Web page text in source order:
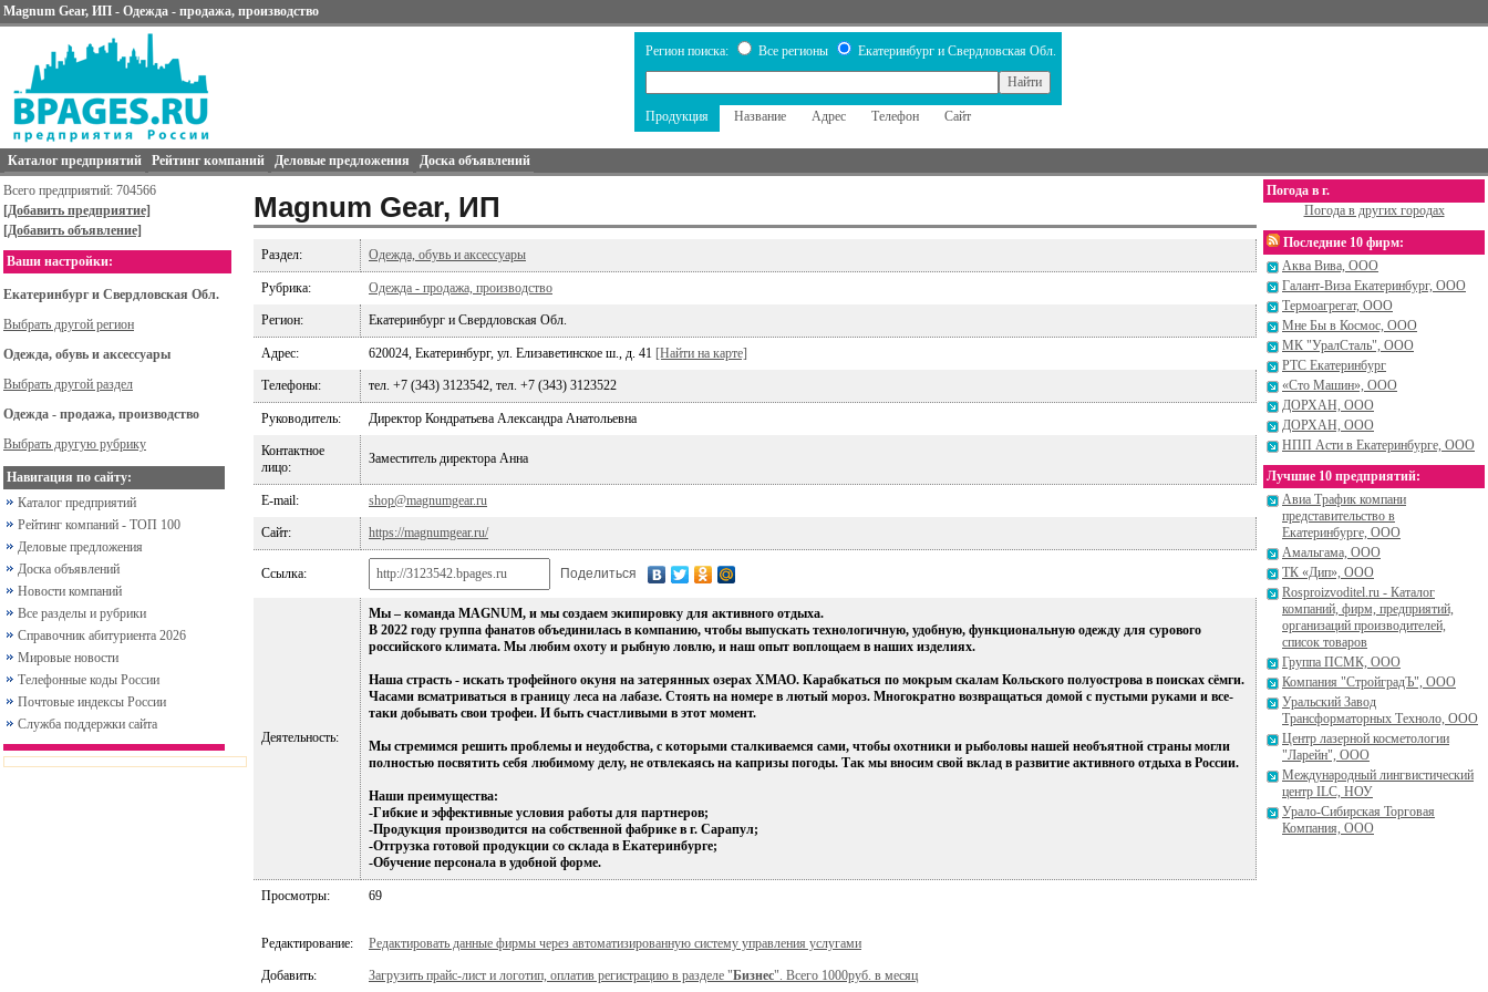
Magnum Gear, ИП - Одежда - продажа, производство
Регион поиска: Все регионы Екатеринбург и Свердловская Обл.
Продукция Название Адрес Телефон Сайт
Каталог предприятий Рейтинг компаний Деловые предложения
Доска объявлений
Всего предприятий: 704566
[Добавить предприятие]
[Добавить объявление]
Ваши настройки:
Екатеринбург и Свердловская Обл.
Выбрать другой регион
Одежда, обувь и аксессуары
Выбрать другой раздел
Одежда - продажа, производство
Выбрать другую рубрику
Навигация по сайту:
Каталог предприятий
Рейтинг компаний - ТОП 100
Деловые предложения
Доска объявлений
Новости компаний
Все разделы и рубрики
Справочник абитуриента 2026
Мировые новости
Телефонные коды России
Почтовые индексы России
Служба поддержки сайта
Magnum Gear, ИП
Раздел: Одежда, обувь и аксессуары
Рубрика: Одежда - продажа, производство
Регион: Екатеринбург и Свердловская Обл.
Адрес: 620024, Екатеринбург, ул. Елизаветинское ш., д. 41 [Найти на карте]
Телефоны: тел. +7 (343) 3123542, тел. +7 (343) 3123522
Руководитель: Директор Кондратьева Александра Анатольевна
Контактное
лицо:
Заместитель директора Анна
E-mail: shop@magnumgear.ru
Сайт: https://magnumgear.ru/
Ссылка: Поделиться
Деятельность:
Мы – команда MAGNUM, и мы создаем экипировку для активного отдыха.
В 2022 году группа фанатов объединилась в компанию, чтобы выпускать технологичную, удобную, функциональную одежду для сурового
российского климата. Мы любим охоту и рыбную ловлю, и наш опыт воплощаем в наших изделиях.
Наша страсть - искать трофейного окуня на затерянных озерах ХМАО. Карабкаться по мокрым скалам Кольского полуострова в поисках сёмги.
Часами всматриваться в границу леса на лабазе. Стоять на номере в лютый мороз. Многократно возвращаться домой с пустыми руками и все-
таки добывать свои трофеи. И быть счастливыми в этот момент.
Мы стремимся решить проблемы и неудобства, с которыми сталкиваемся сами, чтобы охотники и рыболовы нашей необъятной страны могли
полностью посвятить себя любимому делу, не отвлекаясь на капризы погоды. Так мы вносим свой вклад в развитие активного отдыха в России.
Наши преимущества:
-Гибкие и эффективные условия работы для партнеров;
-Продукция производится на собственной фабрике в г. Сарапул;
-Отгрузка готовой продукции со склада в Екатеринбурге;
-Обучение персонала в удобной форме.
Просмотры: 69
Редактирование: Редактировать данные фирмы через автоматизированную систему управления услугами
Добавить: Загрузить прайс-лист и логотип, оплатив регистрацию в разделе "Бизнес". Всего 1000руб. в месяц
Погода в г.
Погода в других городах
Последние 10 фирм:
Аква Вива, ООО
Галант-Виза Екатеринбург, ООО
Термоагрегат, ООО
Мне Бы в Космос, ООО
МК "УралСталь", ООО
РТС Екатеринбург
«Сто Машин», ООО
ДОРХАН, ООО
ДОРХАН, ООО
НПП Асти в Екатеринбурге, ООО
Лучшие 10 предприятий:
Авиа Трафик компани
представительство в
Екатеринбурге, ООО
Амальгама, ООО
ТК «Дип», ООО
Rosproizvoditel.ru - Каталог
компаний, фирм, предприятий,
организаций производителей,
список товаров
Группа ПСМК, ООО
Компания "СтройградЪ", ООО
Уральский Завод
Трансформаторных Техноло, ООО
Центр лазерной косметологии
"Ларейн", ООО
Международный лингвистичеcкий
центр ILC, НОУ
Урало-Сибирская Торговая
Компания, ООО